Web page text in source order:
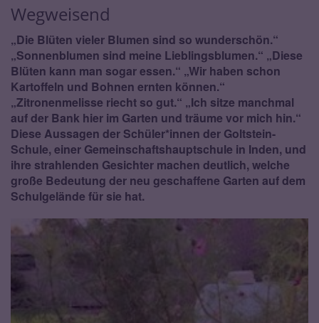
Wegweisend
„Die Blüten vieler Blumen sind so wunderschön.“
„Sonnenblumen sind meine Lieblingsblumen.“ „Diese
Blüten kann man sogar essen.“ „Wir haben schon
Kartoffeln und Bohnen ernten können.“
„Zitronenmelisse riecht so gut.“ „Ich sitze manchmal
auf der Bank hier im Garten und träume vor mich hin.“
Diese Aussagen der Schüler*innen der Goltstein-
Schule, einer Gemeinschaftshauptschule in Inden, und
ihre strahlenden Gesichter machen deutlich, welche
große Bedeutung der neu geschaffene Garten auf dem
Schulgelände für sie hat.